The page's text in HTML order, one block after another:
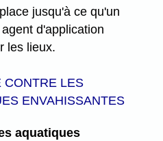
jusqu'à ce qu'un
d'application
les lieux.
CONTRE LES
ENVAHISSANTES
aquatiques